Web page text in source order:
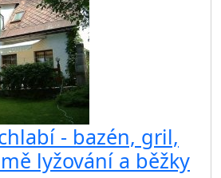
- bazén, gril,
lyžování a běžky